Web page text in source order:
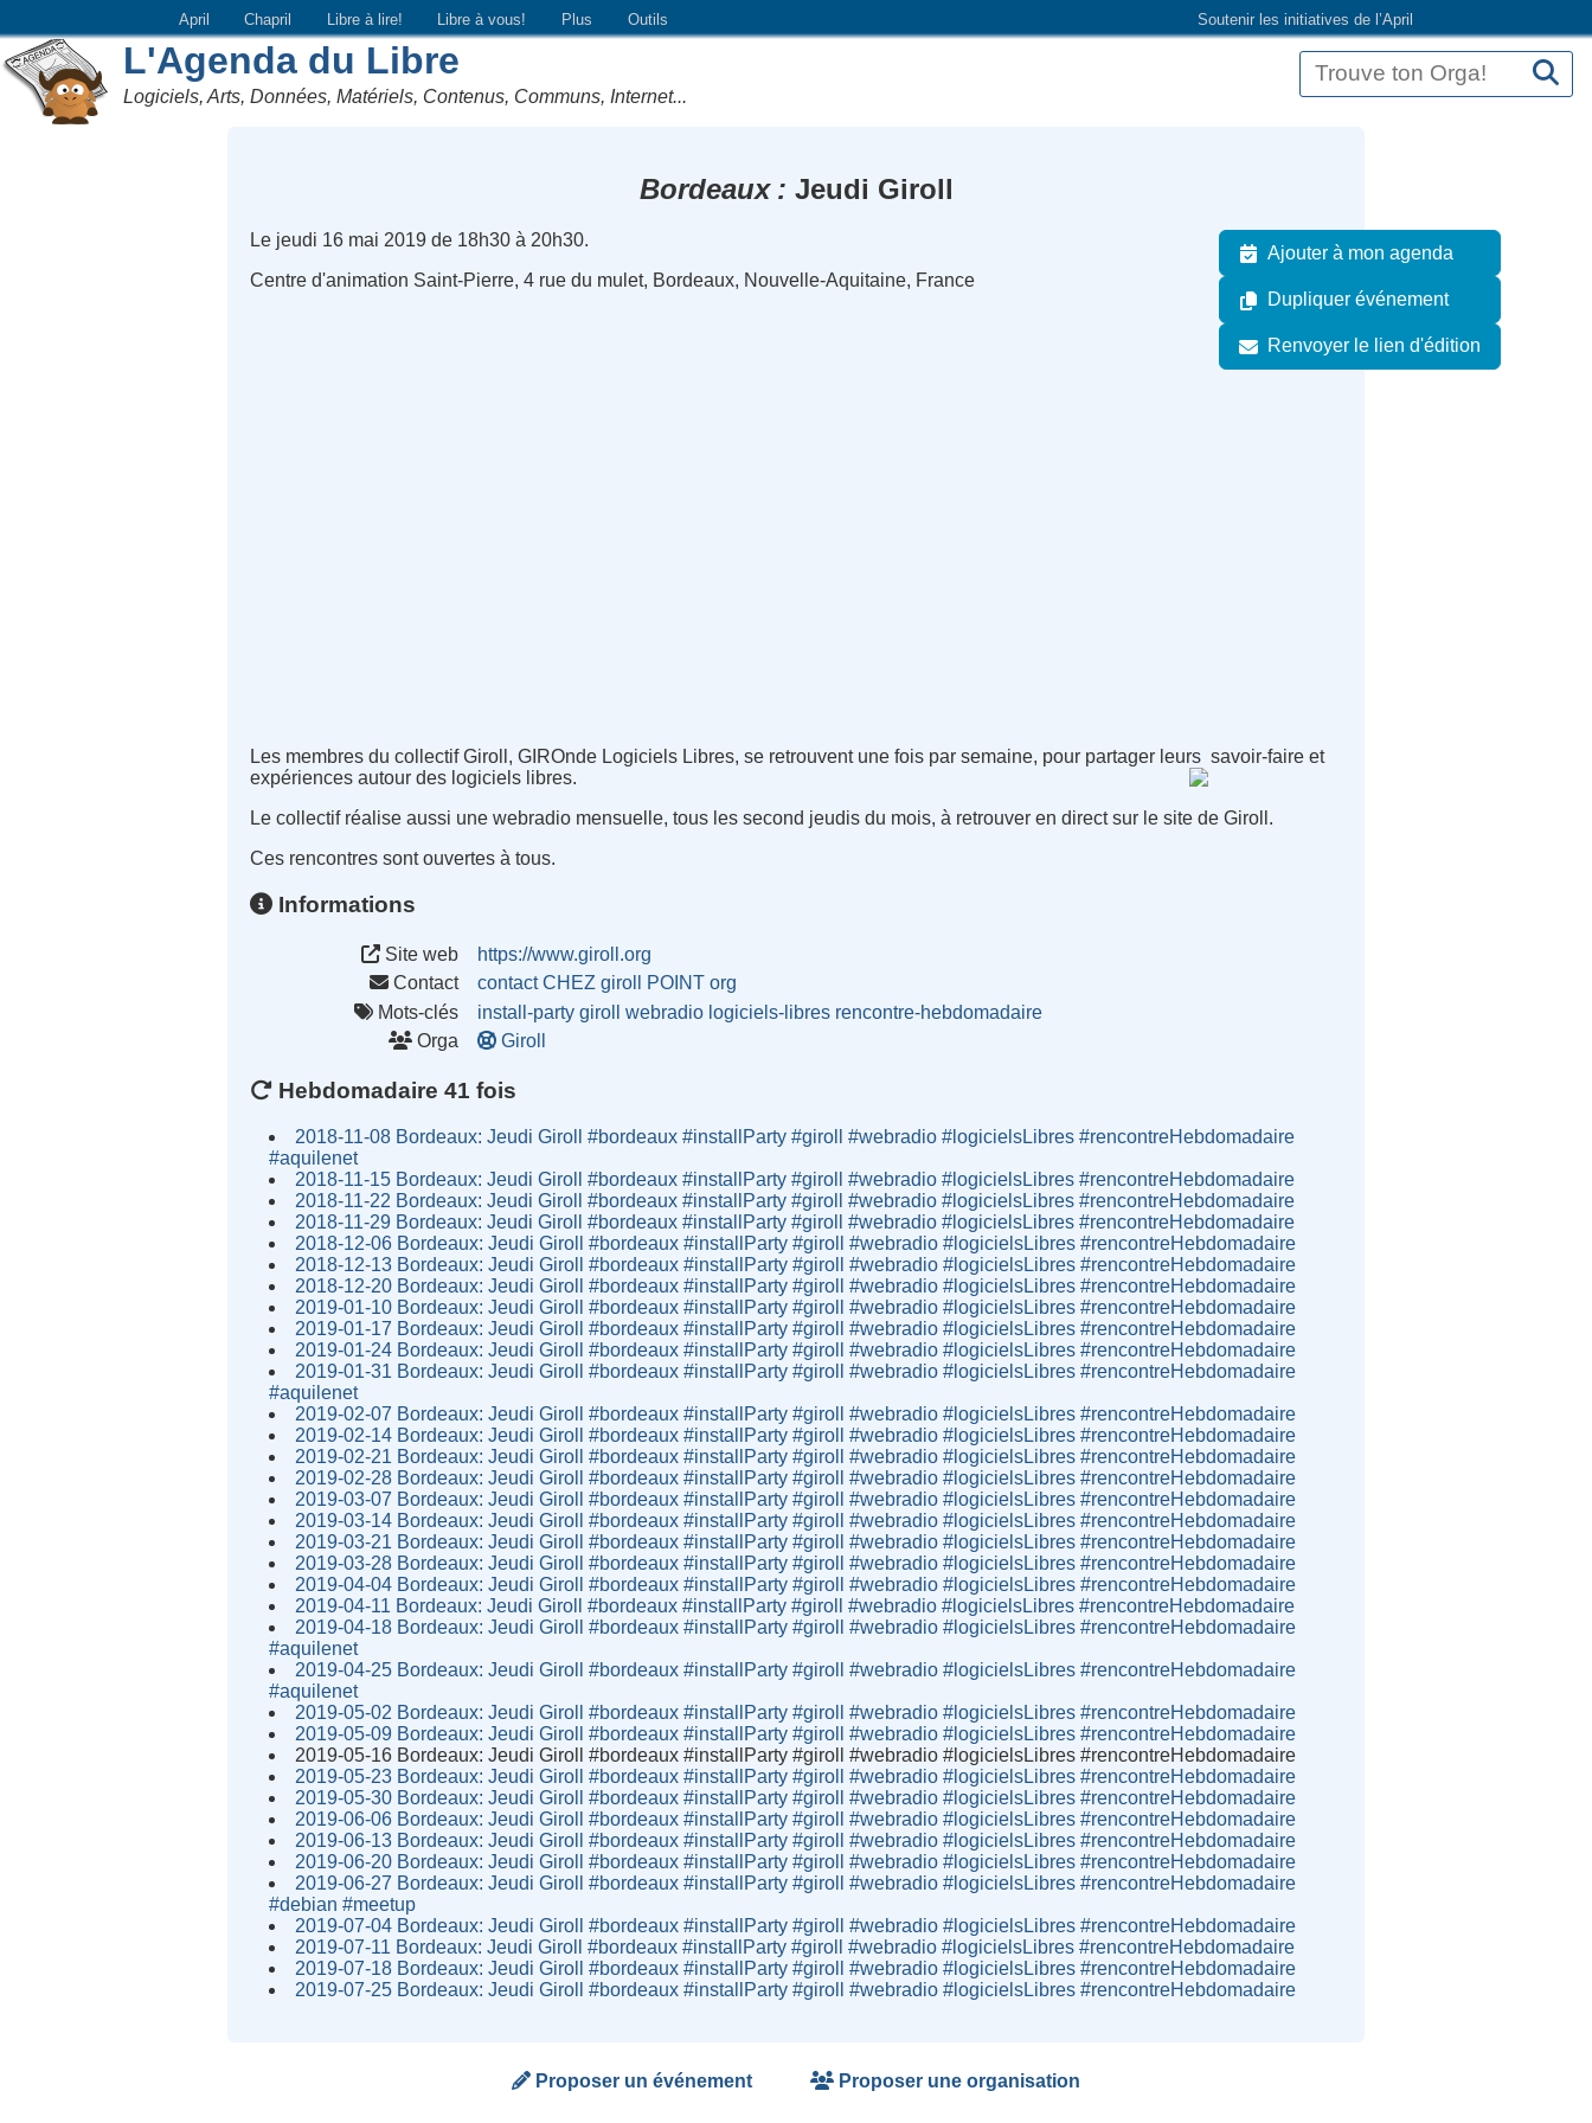
Soutenir les initiatives de l’April
April Chapril Libre à lire! Libre à vous! Plus Outils
L'Agenda du Libre
Logiciels, Arts, Données, Matériels, Contenus, Communs, Internet...
Bordeaux Jeudi Giroll
Ajouter à mon agenda
Dupliquer événement
Renvoyer le lien d'édition
Le jeudi 16 mai 2019 de 18h30 à 20h30.
Centre d'animation Saint-Pierre, 4 rue du mulet, Bordeaux, Nouvelle-Aquitaine, France
Les membres du collectif Giroll, GIROnde Logiciels Libres, se retrouvent une fois par semaine, pour partager leurs savoir-faire et
expériences autour des logiciels libres.
Le collectif réalise aussi une webradio mensuelle, tous les second jeudis du mois, à retrouver en direct sur le site de Giroll.
Ces rencontres sont ouvertes à tous.
Informations
Site web
https://www.giroll.org
Contact
contact CHEZ giroll POINT org
Mots-clés
install-party giroll webradio logiciels-libres rencontre-hebdomadaire
Orga
Giroll
Hebdomadaire 41 fois
2018-11-08 Bordeaux: Jeudi Giroll #bordeaux #installParty #giroll #webradio #logicielsLibres #rencontreHebdomadaire
#aquilenet
2018-11-15 Bordeaux: Jeudi Giroll #bordeaux #installParty #giroll #webradio #logicielsLibres #rencontreHebdomadaire
2018-11-22 Bordeaux: Jeudi Giroll #bordeaux #installParty #giroll #webradio #logicielsLibres #rencontreHebdomadaire
2018-11-29 Bordeaux: Jeudi Giroll #bordeaux #installParty #giroll #webradio #logicielsLibres #rencontreHebdomadaire
2018-12-06 Bordeaux: Jeudi Giroll #bordeaux #installParty #giroll #webradio #logicielsLibres #rencontreHebdomadaire
2018-12-13 Bordeaux: Jeudi Giroll #bordeaux #installParty #giroll #webradio #logicielsLibres #rencontreHebdomadaire
2018-12-20 Bordeaux: Jeudi Giroll #bordeaux #installParty #giroll #webradio #logicielsLibres #rencontreHebdomadaire
2019-01-10 Bordeaux: Jeudi Giroll #bordeaux #installParty #giroll #webradio #logicielsLibres #rencontreHebdomadaire
2019-01-17 Bordeaux: Jeudi Giroll #bordeaux #installParty #giroll #webradio #logicielsLibres #rencontreHebdomadaire
2019-01-24 Bordeaux: Jeudi Giroll #bordeaux #installParty #giroll #webradio #logicielsLibres #rencontreHebdomadaire
2019-01-31 Bordeaux: Jeudi Giroll #bordeaux #installParty #giroll #webradio #logicielsLibres #rencontreHebdomadaire
#aquilenet
2019-02-07 Bordeaux: Jeudi Giroll #bordeaux #installParty #giroll #webradio #logicielsLibres #rencontreHebdomadaire
2019-02-14 Bordeaux: Jeudi Giroll #bordeaux #installParty #giroll #webradio #logicielsLibres #rencontreHebdomadaire
2019-02-21 Bordeaux: Jeudi Giroll #bordeaux #installParty #giroll #webradio #logicielsLibres #rencontreHebdomadaire
2019-02-28 Bordeaux: Jeudi Giroll #bordeaux #installParty #giroll #webradio #logicielsLibres #rencontreHebdomadaire
2019-03-07 Bordeaux: Jeudi Giroll #bordeaux #installParty #giroll #webradio #logicielsLibres #rencontreHebdomadaire
2019-03-14 Bordeaux: Jeudi Giroll #bordeaux #installParty #giroll #webradio #logicielsLibres #rencontreHebdomadaire
2019-03-21 Bordeaux: Jeudi Giroll #bordeaux #installParty #giroll #webradio #logicielsLibres #rencontreHebdomadaire
2019-03-28 Bordeaux: Jeudi Giroll #bordeaux #installParty #giroll #webradio #logicielsLibres #rencontreHebdomadaire
2019-04-04 Bordeaux: Jeudi Giroll #bordeaux #installParty #giroll #webradio #logicielsLibres #rencontreHebdomadaire
2019-04-11 Bordeaux: Jeudi Giroll #bordeaux #installParty #giroll #webradio #logicielsLibres #rencontreHebdomadaire
2019-04-18 Bordeaux: Jeudi Giroll #bordeaux #installParty #giroll #webradio #logicielsLibres #rencontreHebdomadaire
#aquilenet
2019-04-25 Bordeaux: Jeudi Giroll #bordeaux #installParty #giroll #webradio #logicielsLibres #rencontreHebdomadaire
#aquilenet
2019-05-02 Bordeaux: Jeudi Giroll #bordeaux #installParty #giroll #webradio #logicielsLibres #rencontreHebdomadaire
2019-05-09 Bordeaux: Jeudi Giroll #bordeaux #installParty #giroll #webradio #logicielsLibres #rencontreHebdomadaire
2019-05-16 Bordeaux: Jeudi Giroll #bordeaux #installParty #giroll #webradio #logicielsLibres #rencontreHebdomadaire
2019-05-23 Bordeaux: Jeudi Giroll #bordeaux #installParty #giroll #webradio #logicielsLibres #rencontreHebdomadaire
2019-05-30 Bordeaux: Jeudi Giroll #bordeaux #installParty #giroll #webradio #logicielsLibres #rencontreHebdomadaire
2019-06-06 Bordeaux: Jeudi Giroll #bordeaux #installParty #giroll #webradio #logicielsLibres #rencontreHebdomadaire
2019-06-13 Bordeaux: Jeudi Giroll #bordeaux #installParty #giroll #webradio #logicielsLibres #rencontreHebdomadaire
2019-06-20 Bordeaux: Jeudi Giroll #bordeaux #installParty #giroll #webradio #logicielsLibres #rencontreHebdomadaire
2019-06-27 Bordeaux: Jeudi Giroll #bordeaux #installParty #giroll #webradio #logicielsLibres #rencontreHebdomadaire
#debian #meetup
2019-07-04 Bordeaux: Jeudi Giroll #bordeaux #installParty #giroll #webradio #logicielsLibres #rencontreHebdomadaire
2019-07-11 Bordeaux: Jeudi Giroll #bordeaux #installParty #giroll #webradio #logicielsLibres #rencontreHebdomadaire
2019-07-18 Bordeaux: Jeudi Giroll #bordeaux #installParty #giroll #webradio #logicielsLibres #rencontreHebdomadaire
2019-07-25 Bordeaux: Jeudi Giroll #bordeaux #installParty #giroll #webradio #logicielsLibres #rencontreHebdomadaire
Proposer un événement Proposer une organisation